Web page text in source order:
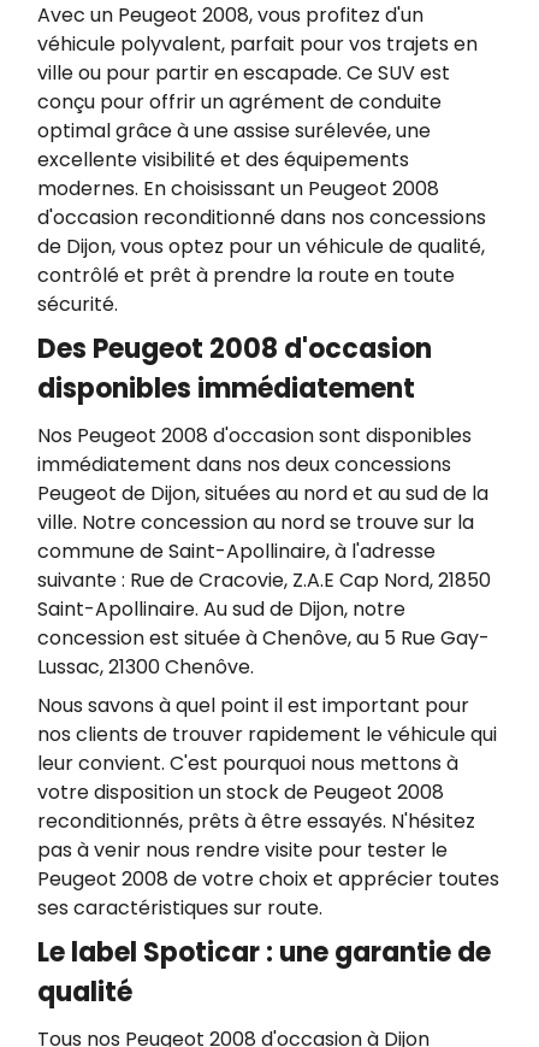
Avec un Peugeot 2008, vous profitez d'un
véhicule polyvalent, parfait pour vos trajets en
ville ou pour partir en escapade. Ce SUV est
conçu pour offrir un agrément de conduite
optimal grâce à une assise surélevée, une
excellente visibilité et des équipements
modernes. En choisissant un Peugeot 2008
d'occasion reconditionné dans nos concessions
de Dijon, vous optez pour un véhicule de qualité,
contrôlé et prêt à prendre la route en toute
sécurité.
Des Peugeot 2008 d'occasion
disponibles immédiatement
Nos Peugeot 2008 d'occasion sont disponibles
immédiatement dans nos deux concessions
Peugeot de Dijon, situées au nord et au sud de la
ville. Notre concession au nord se trouve sur la
commune de Saint-Apollinaire, à l'adresse
suivante : Rue de Cracovie, Z.A.E Cap Nord, 21850
Saint-Apollinaire. Au sud de Dijon, notre
concession est située à Chenôve, au 5 Rue Gay-
Lussac, 21300 Chenôve.
Nous savons à quel point il est important pour
nos clients de trouver rapidement le véhicule qui
leur convient. C'est pourquoi nous mettons à
votre disposition un stock de Peugeot 2008
reconditionnés, prêts à être essayés. N'hésitez
pas à venir nous rendre visite pour tester le
Peugeot 2008 de votre choix et apprécier toutes
ses caractéristiques sur route.
Le label Spoticar : une garantie de
qualité
Tous nos Peugeot 2008 d'occasion à Dijon